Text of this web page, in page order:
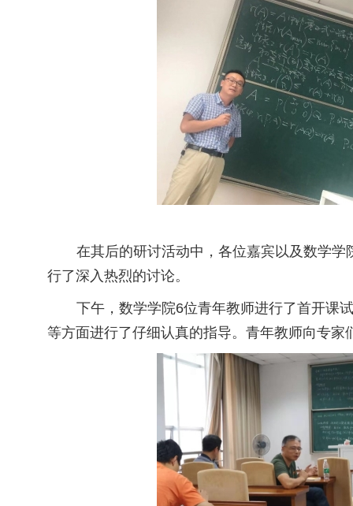
在其后的研讨活动中，各位嘉宾以及数学
行了深入热烈的讨论。
下午，数学学院6位青年教师进行了首开课
等方面进行了仔细认真的指导。青年教师向专